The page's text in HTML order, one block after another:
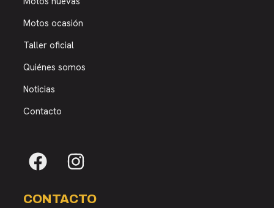
Motos ocasión
Taller oficial
Quiénes somos
Noticias
Contacto
CONTACTO